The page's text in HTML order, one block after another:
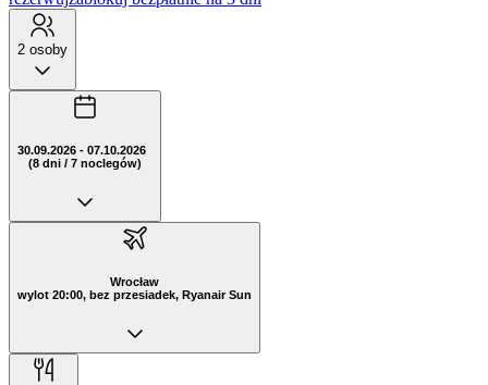
2 osoby
30.09.2026 - 07.10.2026
(8 dni / 7 noclegów)
Wrocław
wylot 20:00, bez przesiadek, Ryanair Sun